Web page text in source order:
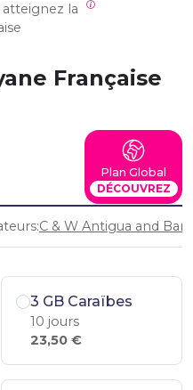
Française
Plan Global
DÉCOUVREZ
3 GB Caraïbes
10 jours
23,50 €